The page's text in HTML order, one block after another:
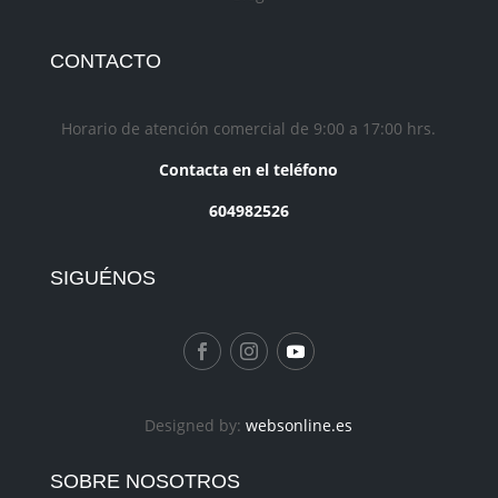
CONTACTO
Horario de atención comercial de 9:00 a 17:00 hrs.
Contacta en el teléfono
604982526
SIGUÉNOS
Designed by:websonline.es
SOBRE NOSOTROS